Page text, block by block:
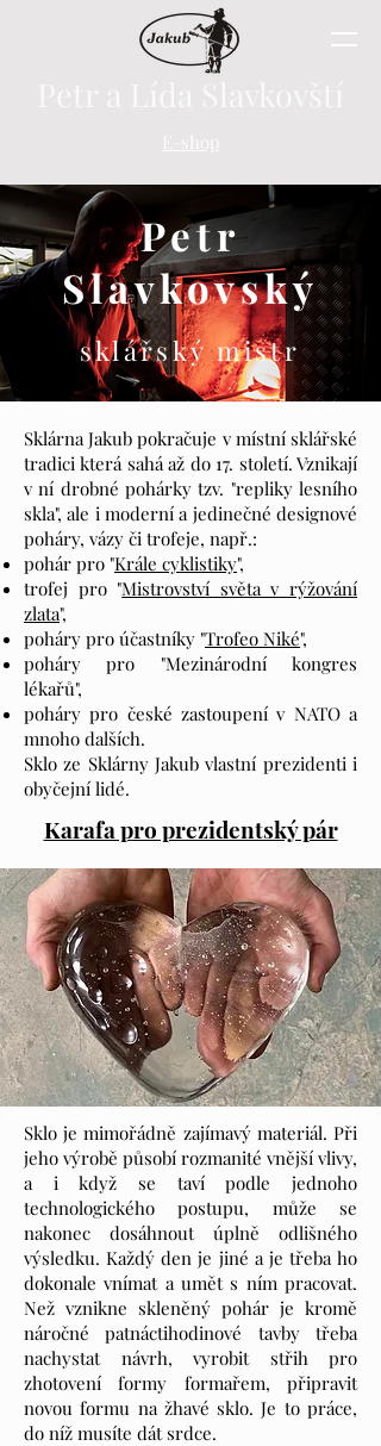
E-shop
Petr
Slavkovský
sklářský mistr
Sklárna Jakub pokračuje v místní sklářské
tradici která sahá až do 17. století. Vznikají
v ní drobné pohárky tzv. "repliky lesního
skla", ale i moderní a jedinečné designové
poháry, vázy či trofeje, např.:
pohár pro "Krále cyklistiky",
trofej pro "Mistrovství světa v rýžování
zlata",
poháry pro účastníky "Trofeo Niké",
poháry pro "Mezinárodní kongres
lékařů",
poháry pro české zastoupení v NATO a
mnoho dalších.
Sklo ze Sklárny Jakub vlastní prezidenti i
obyčejní lidé.
Karafa pro prezidentský pár
Sklo je mimořádně zajímavý materiál. Při
jeho výrobě působí rozmanité vnější vlivy,
a i když se taví podle jednoho
technologického postupu, může se
nakonec dosáhnout úplně odlišného
výsledku. Každý den je jiné a je třeba ho
dokonale vnímat a umět s ním pracovat.
Než vznikne skleněný pohár je kromě
náročné patnáctihodinové tavby třeba
nachystat návrh, vyrobit střih pro
zhotovení formy formařem, připravit
novou formu na žhavé sklo. Je to práce,
do níž musíte dát srdce.